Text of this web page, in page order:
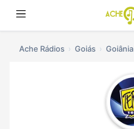
Ache Rádios Goiás Goiânia